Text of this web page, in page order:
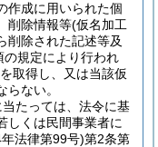
作成に用いられた個
削除情報等(仮名加工
削除された記述等及
規定により行われ
を取得し、又は当該仮
ない。
たっては、法令に基
しくは民間事業者に
法律第99号)第2条第